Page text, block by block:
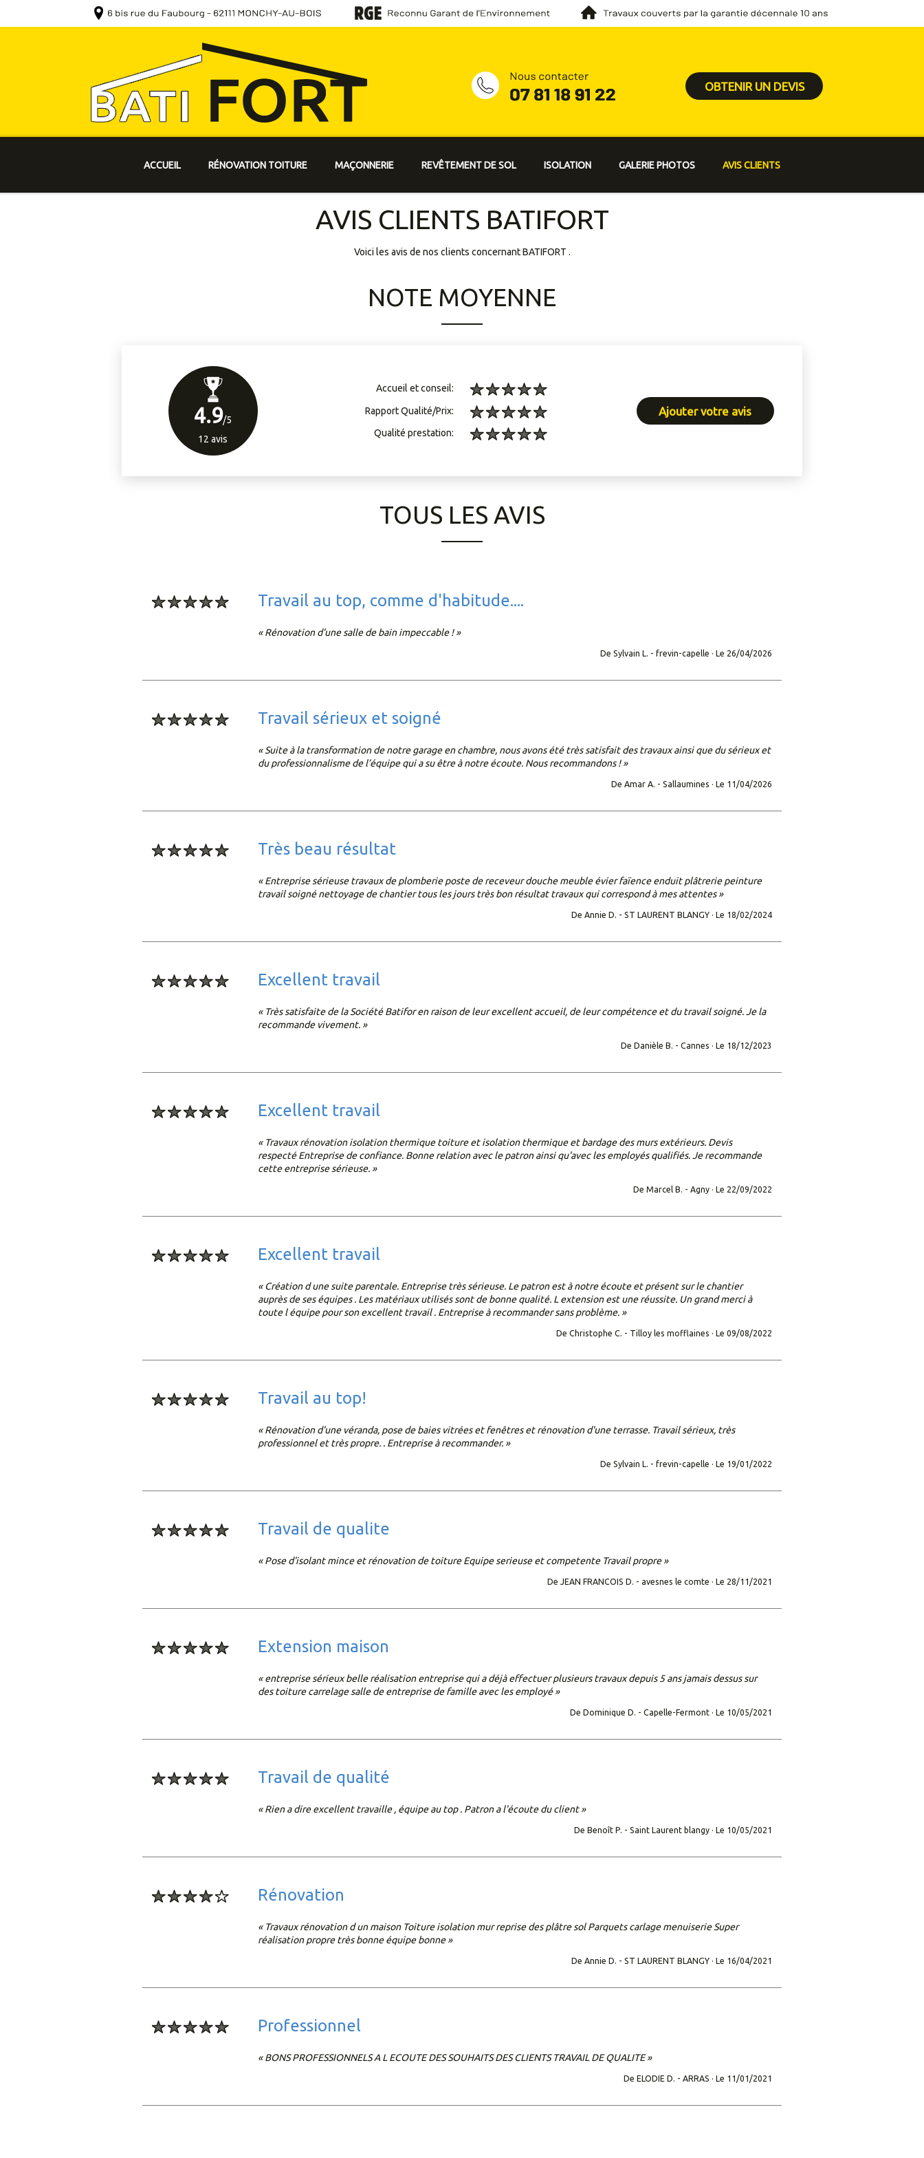
OBTENIR UN DEVIS
ACCUEIL RÉNOVATION TOITURE MAÇONNERIE REVÊTEMENT DE SOL ISOLATION GALERIE PHOTOS AVIS CLIENTS
AVIS CLIENTS BATIFORT
Voici les avis de nos clients concernant BATIFORT .
NOTE MOYENNE
4.9/5
12 avis
Accueil et conseil:
Rapport Qualité/Prix:
Qualité prestation:
Ajouter votre avis
TOUS LES AVIS
travail au top, comme d'habitude....
« Rénovation d'une salle de bain impeccable ! »
De Sylvain L. - frevin-capelle · Le 26/04/2026
travail sérieux et soigné
« Suite à la transformation de notre garage en chambre, nous avons été très satisfait des travaux ainsi que du sérieux et
du professionnalisme de l’équipe qui a su être à notre écoute. Nous recommandons ! »
De Amar A. - Sallaumines · Le 11/04/2026
très beau résultat
« Entreprise sérieuse travaux de plomberie poste de receveur douche meuble évier faïence enduit plâtrerie peinture
travail soigné nettoyage de chantier tous les jours très bon résultat travaux qui correspond à mes attentes »
De Annie D. - ST LAURENT BLANGY · Le 18/02/2024
excellent travail
« Très satisfaite de la Société Batifor en raison de leur excellent accueil, de leur compétence et du travail soigné. Je la
recommande vivement. »
De Danièle B. - Cannes · Le 18/12/2023
excellent travail
« Travaux rénovation isolation thermique toiture et isolation thermique et bardage des murs extérieurs. Devis
respecté Entreprise de confiance. Bonne relation avec le patron ainsi qu'avec les employés qualifiés. Je recommande
cette entreprise sérieuse. »
De Marcel B. - Agny · Le 22/09/2022
excellent travail
« Création d une suite parentale. Entreprise très sérieuse. Le patron est à notre écoute et présent sur le chantier
auprès de ses équipes . Les matériaux utilisés sont de bonne qualité. L extension est une réussite. Un grand merci à
toute l équipe pour son excellent travail . Entreprise à recommander sans problème. »
De Christophe C. - Tilloy les mofflaines · Le 09/08/2022
travail au top!
« Rénovation d'une véranda, pose de baies vitrées et fenêtres et rénovation d'une terrasse. Travail sérieux, très
professionnel et très propre. . Entreprise à recommander. »
De Sylvain L. - frevin-capelle · Le 19/01/2022
travail de qualite
« Pose d'isolant mince et rénovation de toiture Equipe serieuse et competente Travail propre »
De JEAN FRANCOIS D. - avesnes le comte · Le 28/11/2021
extension maison
« entreprise sérieux belle réalisation entreprise qui a déjà effectuer plusieurs travaux depuis 5 ans jamais dessus sur
des toiture carrelage salle de entreprise de famille avec les employé »
De Dominique D. - Capelle-Fermont · Le 10/05/2021
travail de qualité
« Rien a dire excellent travaille , équipe au top . Patron a l'écoute du client »
De Benoît P. - Saint Laurent blangy · Le 10/05/2021
rénovation
« Travaux rénovation d un maison Toiture isolation mur reprise des plâtre sol Parquets carlage menuiserie Super
réalisation propre très bonne équipe bonne »
De Annie D. - ST LAURENT BLANGY · Le 16/04/2021
professionnel
« BONS PROFESSIONNELS A L ECOUTE DES SOUHAITS DES CLIENTS TRAVAIL DE QUALITE »
De ELODIE D. - ARRAS · Le 11/01/2021